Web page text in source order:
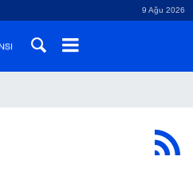
9 Ağu 2026